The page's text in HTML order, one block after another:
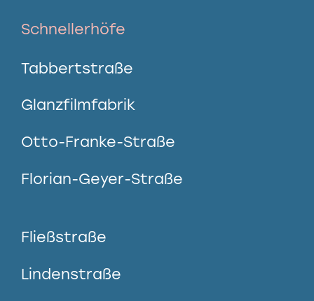
Schnellerhöfe
Tabbertstraße
Glanzfilmfabrik
Otto-Franke-Straße
Florian-Geyer-Straße
Fließstraße
Lindenstraße